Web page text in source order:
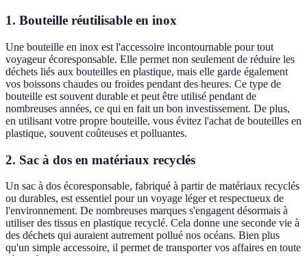
1. Bouteille réutilisable en inox
Une bouteille en inox est l'accessoire incontournable pour tout
voyageur écoresponsable. Elle permet non seulement de réduire les
déchets liés aux bouteilles en plastique, mais elle garde également
vos boissons chaudes ou froides pendant des heures. Ce type de
bouteille est souvent durable et peut être utilisé pendant de
nombreuses années, ce qui en fait un bon investissement. De plus,
en utilisant votre propre bouteille, vous évitez l'achat de bouteilles en
plastique, souvent coûteuses et polluantes.
2. Sac à dos en matériaux recyclés
Un sac à dos écoresponsable, fabriqué à partir de matériaux recyclés
ou durables, est essentiel pour un voyage léger et respectueux de
l'environnement. De nombreuses marques s'engagent désormais à
utiliser des tissus en plastique recyclé. Cela donne une seconde vie à
des déchets qui auraient autrement pollué nos océans. Bien plus
qu'un simple accessoire, il permet de transporter vos affaires en toute